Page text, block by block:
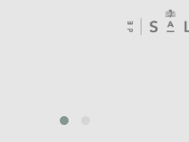
prev